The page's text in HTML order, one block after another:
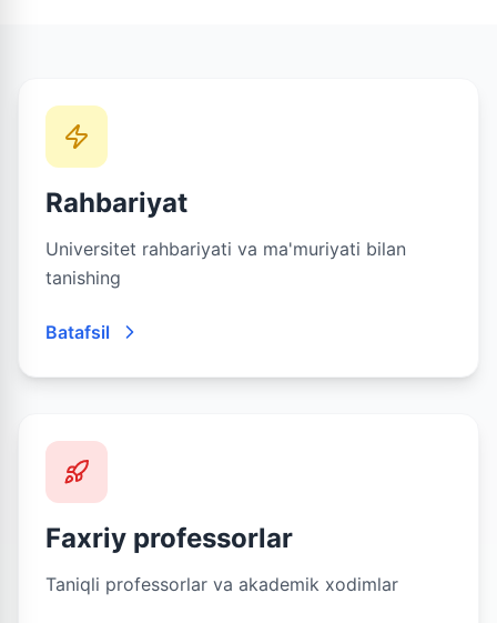
Rahbariyat
Universitet rahbariyati va ma'muriyati bilan
tanishing
Batafsil
Faxriy professorlar
Taniqli professorlar va akademik xodimlar